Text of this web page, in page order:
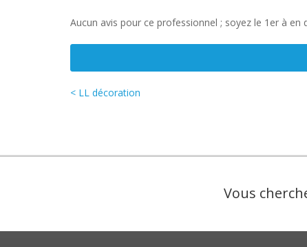
Aucun avis pour ce professionnel ; soyez le 1er à en
< LL décoration
Vous